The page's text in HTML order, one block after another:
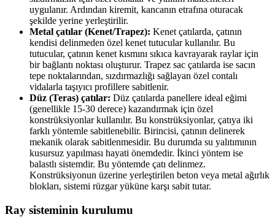
uygulanır. Ardından kiremit, kancanın etrafına oturacak
şekilde yerine yerleştirilir.
Metal çatılar (Kenet/Trapez): Kenet çatılarda, çatının
kendisi delinmeden özel kenet tutucular kullanılır. Bu
tutucular, çatının kenet kısmını sıkıca kavrayarak raylar için
bir bağlantı noktası oluşturur. Trapez sac çatılarda ise sacın
tepe noktalarından, sızdırmazlığı sağlayan özel contalı
vidalarla taşıyıcı profillere sabitlenir.
Düz (Teras) çatılar: Düz çatılarda panellere ideal eğimi
(genellikle 15-30 derece) kazandırmak için özel
konstrüksiyonlar kullanılır. Bu konstrüksiyonlar, çatıya iki
farklı yöntemle sabitlenebilir. Birincisi, çatının delinerek
mekanik olarak sabitlenmesidir. Bu durumda su yalıtımının
kusursuz yapılması hayati önemdedir. İkinci yöntem ise
balastlı sistemdir. Bu yöntemde çatı delinmez.
Konstrüksiyonun üzerine yerleştirilen beton veya metal ağırlık
blokları, sistemi rüzgar yüküne karşı sabit tutar.
Ray sisteminin kurulumu